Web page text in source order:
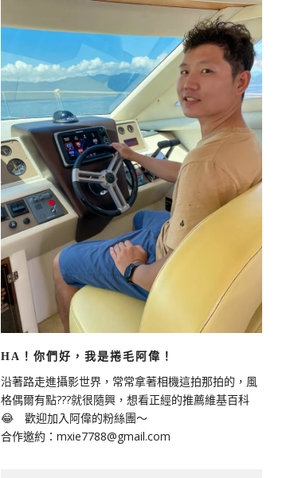
HA！你們好，我是捲毛阿偉！
沿著路走進攝影世界，常常拿著相機這拍那拍的，風
格偶爾有點???就很隨興，想看正經的推薦維基百科
😂 歡迎加入阿偉的粉絲團～
合作邀約： mxie7788@gmail.com